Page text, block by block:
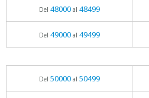
Del 48000al 48499
Del 49000al 49499
Del 50000al 50499